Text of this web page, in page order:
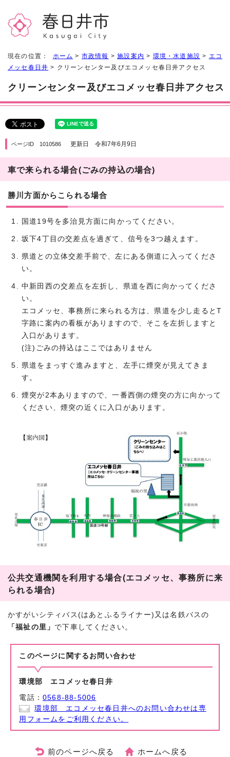
現在の位置： ホーム > 市政情報 >施設案内 > 環境・水道施設 > エコ
メッセ春日井 > クリーンセンター及びエコメッセ春日井アクセス
クリーンセンター及びエコメッセ春日井アクセス
ページID 1010586 更新日 令和7年6月9日
車で来られる場合(ごみの持込の場合)
勝川方面からこられる場合
国道19号を多治見方面に向かってください。
坂下4丁目の交差点を過ぎて、信号を3つ越えます。
県道との立体交差手前で、左にある側道に入ってくださ
い。
中新田西の交差点を左折し、県道を西に向かってくださ
い。
エコメッセ、事務所に来られる方は、県道を少し走るとT
字路に案内の看板がありますので、そこを左折しますと
入口があります。
(注)ごみの持込はここではありません
県道をまっすぐ進みますと、左手に煙突が見えてきま
す。
煙突が2本ありますので、一番西側の煙突の方に向かって
ください、煙突の近くに入口があります。
公共交通機関を利用する場合(エコメッセ、事務所に来
られる場合)
かすがいシティバス(はあとふるライナー)又は名鉄バスの
「福祉の里」 で下車してください。
このページに関する お問い合わせ
環境部 エコメッセ春日井
電話：0568-88-5006
環境部 エコメッセ春日井へのお問い合わせは専
用フォームをご利用ください。
前のページへ戻る ホームへ戻る